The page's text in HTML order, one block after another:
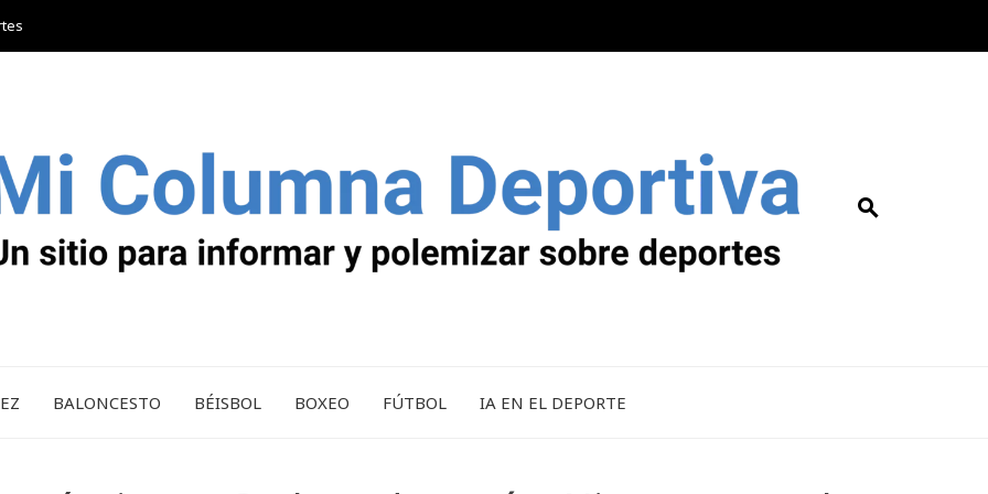
BALONCESTO BÉISBOL BOXEO FÚTBOL IA EN EL DEPORTE